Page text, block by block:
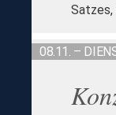
Satzes,
08.11. –